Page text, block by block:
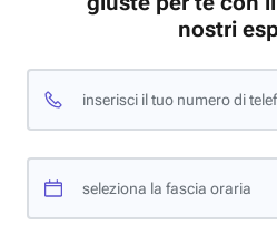
nostri
inserisci il tuo numero di
seleziona la fascia oraria